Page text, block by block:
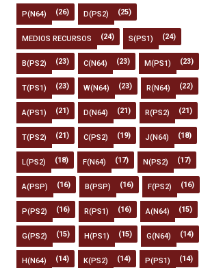
P(N64) (26) D(PS2) (25)
MEDIOS RECURSOS (24) S(PS1) (24)
B(PS2) (23) C(N64) (23) M(PS1) (23)
T(PS1) (23) W(N64) (23) R(N64) (22)
A(PS1) (21) D(N64) (21) R(PS2) (21)
T(PS2) (21) C(PS2) (19) J(N64) (18)
L(PS2) (18) F(N64) (17) N(PS2) (17)
A(PSP) (16) B(PSP) (16) F(PS2) (16)
P(PS2) (16) R(PS1) (16) A(N64) (15)
G(PS2) (15) H(PS1) (15) G(N64) (14)
H(N64) (14) K(PS2) (14) P(PS1) (14)